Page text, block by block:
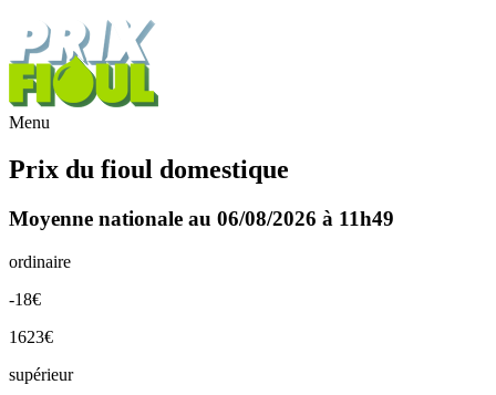
Menu
Prix du fioul domestique
Moyenne nationale au 06/08/2026 à 11h49
ordinaire
-18€
1623€
supérieur